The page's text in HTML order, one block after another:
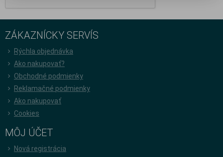
ZÁKAZNÍCKY SERVÍS
Rýchla objednávka
Ako nakupovať?
Obchodné podmienky
Reklamačné podmienky
Ako nakupovať
Cookies
MÔJ ÚČET
Nová registrácia